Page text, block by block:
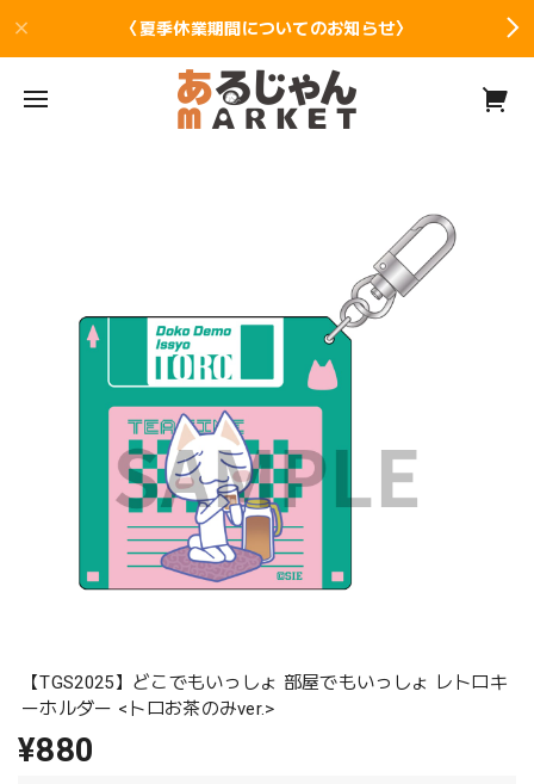
〈夏季休業期間についてのお知らせ〉
【TGS2025】どこでもいっしょ 部屋でもいっしょ レトロキ
ーホルダー <トロお茶のみver.>
¥880